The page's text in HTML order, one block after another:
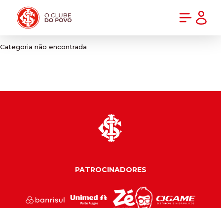
Categoria não encontrada
PATROCINADORES